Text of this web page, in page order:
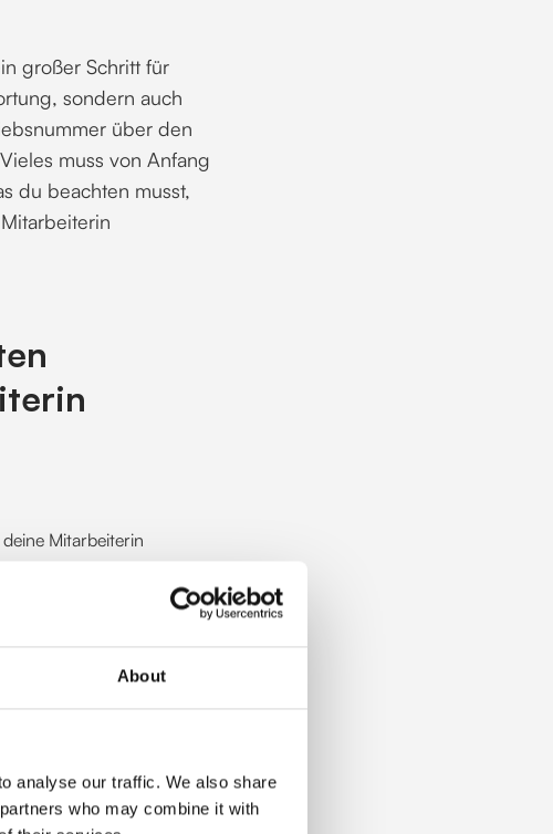
About
analyse our traffic. We also share
who may combine it with
großer Schritt für
sondern auch
über den
muss von Anfang
du beachten musst,
Mitarbeiterin
Mitarbeiterin erfolgreich